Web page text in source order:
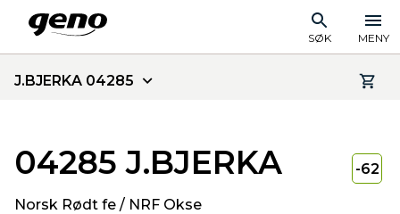
SØK MENY
J.BJERKA 04285
04285 J.BJERKA
Norsk Rødt fe / NRF Okse
-62